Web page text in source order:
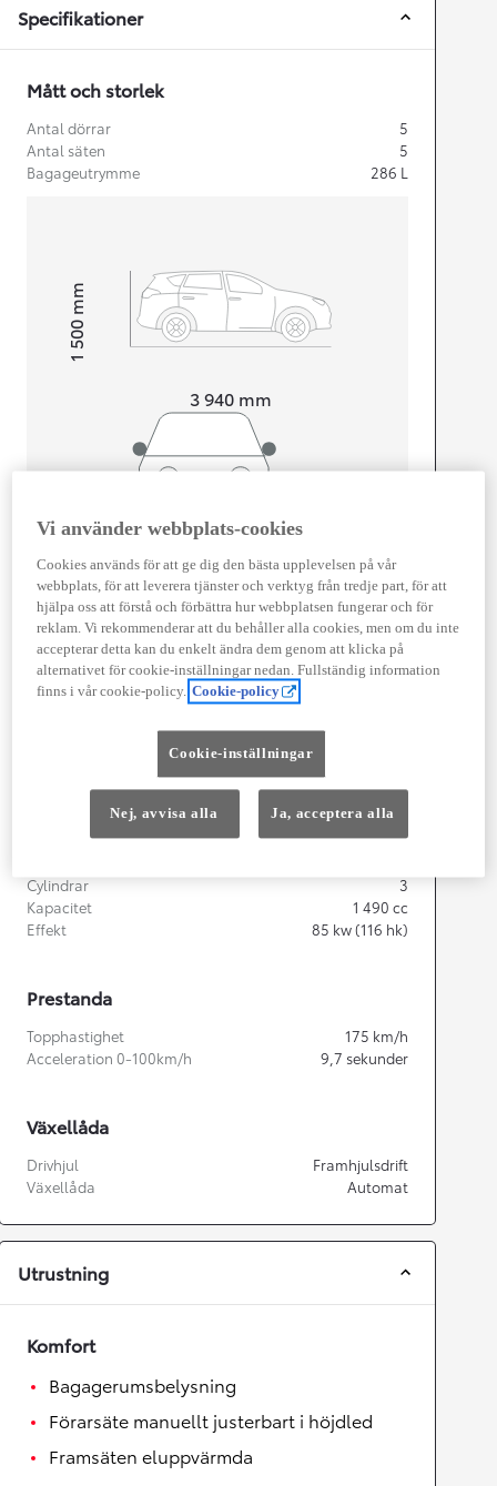
Specifikationer
Mått och storlek
Antal dörrar
5
Antal säten
5
Bagageutrymme
286 L
3 940 mm
Height1 500
mm
1 745 mm
Föbrukning
Förbrukning
Cylindrar
3
Kapacitet
1 490 cc
Effekt
85 kw (116 hk)
Prestanda
Topphastighet 175 km/h
Acceleration 0-100km/h
9,7 sekunder
Växellåda
Drivhjul
Framhjulsdrift
Växellåda
Automat
Utrustning
Komfort
Bagagerumsbelysning
Förarsäte manuellt justerbart i höjdled
Framsäten eluppvärmda
Vi använder webbplats-cookies
Cookies används för att ge dig den bästa upplevelsen på vår
webbplats, för att leverera tjänster och verktyg från tredje part, för att
hjälpa oss att förstå och förbättra hur webbplatsen fungerar och för
reklam. Vi rekommenderar att du behåller alla cookies, men om du inte
accepterar detta kan du enkelt ändra dem genom att klicka på
alternativet för cookie-inställningar nedan. Fullständig information
finns i vår cookie-policy. Cookie-policy
Cookie-inställningar
Nej, avvisa alla Ja, acceptera alla